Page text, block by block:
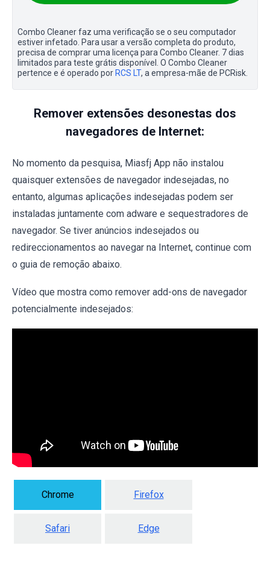
Combo Cleaner faz uma verificação se o seu computador
estiver infetado. Para usar a versão completa do produto,
precisa de comprar uma licença para Combo Cleaner. 7 dias
limitados para teste grátis disponível. O Combo Cleaner
pertence e é operado por RCS LT, a empresa-mãe de PCRisk.
Remover extensões desonestas dos
navegadores de Internet:
No momento da pesquisa, Miasfj App não instalou
quaisquer extensões de navegador indesejadas, no
entanto, algumas aplicações indesejadas podem ser
instaladas juntamente com adware e sequestradores de
navegador. Se tiver anúncios indesejados ou
redireccionamentos ao navegar na Internet, continue com
o guia de remoção abaixo.
Vídeo que mostra como remover add-ons de navegador
potencialmente indesejados:
Chrome Firefox
Safari Edge